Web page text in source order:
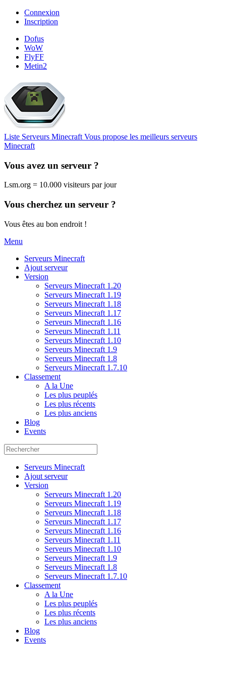
Connexion
Inscription
Dofus
WoW
FlyFF
Metin2
Liste Serveurs Minecraft Vous propose les meilleurs serveurs
Minecraft
Vous avez un serveur ?
Lsm.org = 10.000 visiteurs par jour
Vous cherchez un serveur ?
Vous êtes au bon endroit !
Menu
Serveurs Minecraft
Ajout serveur
Version
Serveurs Minecraft 1.20
Serveurs Minecraft 1.19
Serveurs Minecraft 1.18
Serveurs Minecraft 1.17
Serveurs Minecraft 1.16
Serveurs Minecraft 1.11
Serveurs Minecraft 1.10
Serveurs Minecraft 1.9
Serveurs Minecraft 1.8
Serveurs Minecraft 1.7.10
Classement
A la Une
Les plus peuplés
Les plus récents
Les plus anciens
Blog
Events
Serveurs Minecraft
Ajout serveur
Version
Serveurs Minecraft 1.20
Serveurs Minecraft 1.19
Serveurs Minecraft 1.18
Serveurs Minecraft 1.17
Serveurs Minecraft 1.16
Serveurs Minecraft 1.11
Serveurs Minecraft 1.10
Serveurs Minecraft 1.9
Serveurs Minecraft 1.8
Serveurs Minecraft 1.7.10
Classement
A la Une
Les plus peuplés
Les plus récents
Les plus anciens
Blog
Events